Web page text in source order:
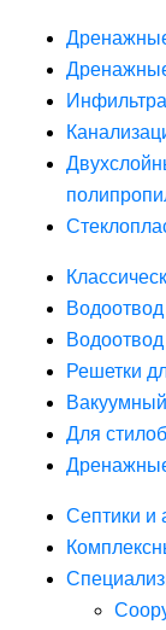
Решетки
Для
Септики и